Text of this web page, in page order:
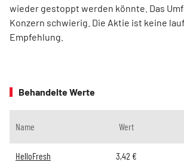
wieder gestoppt werden könnte. Das
Konzern schwierig. Die Aktie ist keine
Empfehlung.
Behandelte Werte
Name Wert
HelloFresh 3,42 €